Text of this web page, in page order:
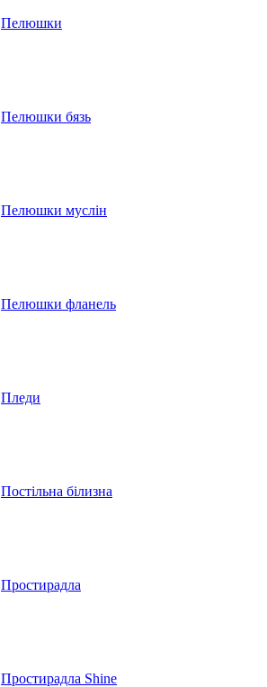
Пелюшки
Пелюшки бязь
Пелюшки муслін
Пелюшки фланель
Пледи
Постільна білизна
Простирадла
Простирадла Shine